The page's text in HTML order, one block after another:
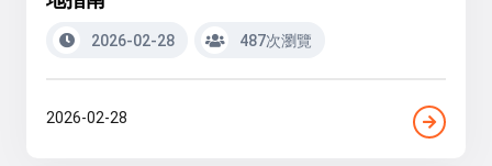
2026-02-28 487次瀏覽
2026-02-28